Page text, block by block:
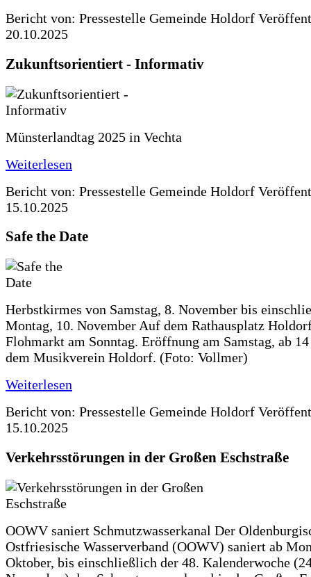
Bericht von: Pressestelle Gemeinde Holdorf
20.10.2025
Zukunftsorientiert - Informativ
Münsterlandtag 2025 in Vechta
Weiterlesen
Bericht von: Pressestelle Gemeinde Holdorf
15.10.2025
Safe the Date
Herbstkirmes von Samstag, 8. November bis
Montag, 10. November Auf dem Rathausplatz
Flohmarkt am Sonntag. Eröffnung am Samstag, ab
dem Musikverein Holdorf. (Foto: Vollmer)
Weiterlesen
Bericht von: Pressestelle Gemeinde Holdorf
15.10.2025
Verkehrsstörungen in der Großen Eschstraße
OOWV saniert Schmutzwasserkanal Der
Ostfriesische Wasserverband (OOWV) saniert ab
Oktober, bis einschließlich der 48. Kalenderwoche